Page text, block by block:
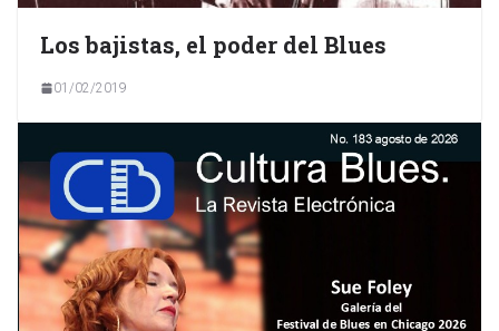
Los bajistas, el poder del Blues
01/02/2019